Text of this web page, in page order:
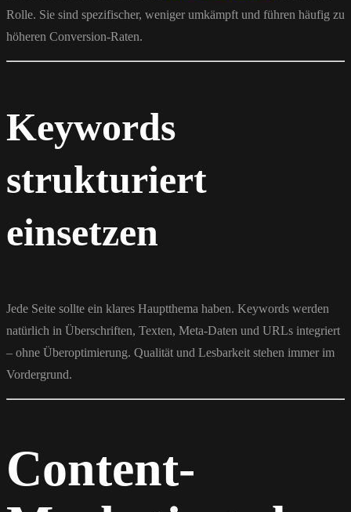
Rolle. Sie sind spezifischer, weniger umkämpft und führen häufig zu
höheren Conversion-Raten.
Keywords
strukturiert
einsetzen
Jede Seite sollte ein klares Hauptthema haben. Keywords werden
natürlich in Überschriften, Texten, Meta-Daten und URLs integriert
– ohne Überoptimierung. Qualität und Lesbarkeit stehen immer im
Vordergrund.
Content-